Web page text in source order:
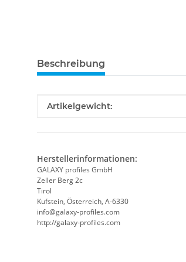
Beschreibung
Produkteigenschaft
Wert
Artikelgewicht:
Herstellerinformationen:
GALAXY profiles GmbH
Zeller Berg 2c
Tirol
Kufstein, Österreich, A-6330
info@galaxy-profiles.com
http://galaxy-profiles.com